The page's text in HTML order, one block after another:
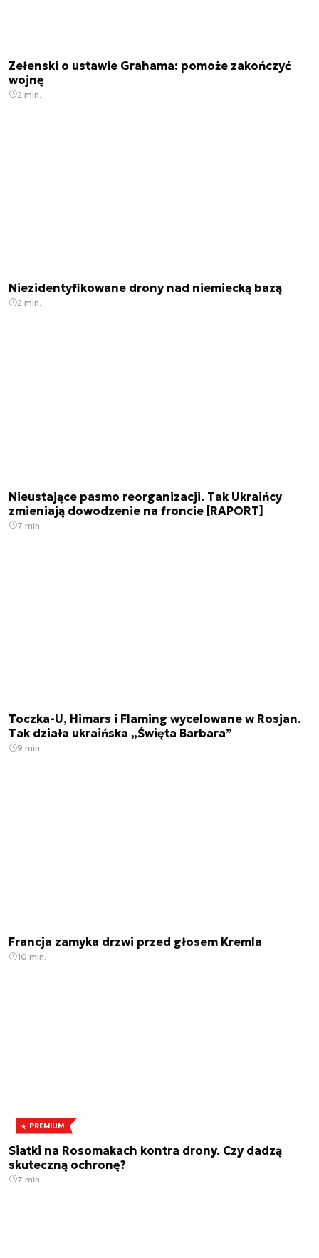
Zełenski o ustawie Grahama: pomoże zakończyć
wojnę
2 min.
Niezidentyfikowane drony nad niemiecką bazą
2 min.
Nieustające pasmo reorganizacji. Tak Ukraińcy
zmieniają dowodzenie na froncie [RAPORT]
7 min.
Toczka-U, Himars i Flaming wycelowane w Rosjan.
Tak działa ukraińska „Święta Barbara”
9 min.
Francja zamyka drzwi przed głosem Kremla
10 min.
PREMIUM
Siatki na Rosomakach kontra drony. Czy dadzą
skuteczną ochronę?
7 min.